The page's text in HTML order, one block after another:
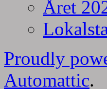
Året
Proudly
Automattic.